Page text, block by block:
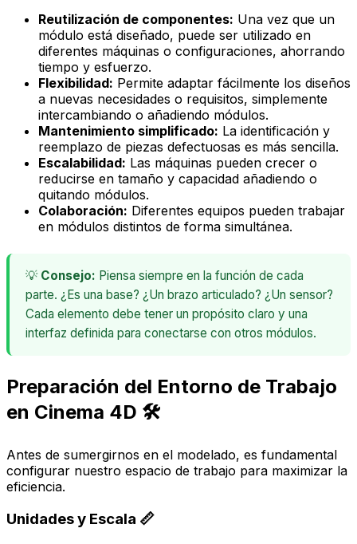
Reutilización de componentes: Una vez que un
módulo está diseñado, puede ser utilizado en
diferentes máquinas o configuraciones, ahorrando
tiempo y esfuerzo.
Flexibilidad: Permite adaptar fácilmente los diseños
a nuevas necesidades o requisitos, simplemente
intercambiando o añadiendo módulos.
Mantenimiento simplificado: La identificación y
reemplazo de piezas defectuosas es más sencilla.
Escalabilidad: Las máquinas pueden crecer o
reducirse en tamaño y capacidad añadiendo o
quitando módulos.
Colaboración: Diferentes equipos pueden trabajar
en módulos distintos de forma simultánea.
💡 Consejo: Piensa siempre en la función de cada
parte. ¿Es una base? ¿Un brazo articulado? ¿Un sensor?
Cada elemento debe tener un propósito claro y una
interfaz definida para conectarse con otros módulos.
Preparación del Entorno de Trabajo
en Cinema 4D 🛠️
Antes de sumergirnos en el modelado, es fundamental
configurar nuestro espacio de trabajo para maximizar la
eficiencia.
Unidades y Escala 📏